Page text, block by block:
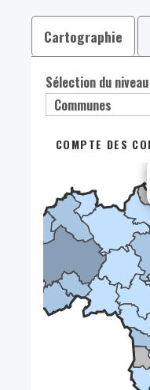
Cartographie
Sélection du
COMPTE DES